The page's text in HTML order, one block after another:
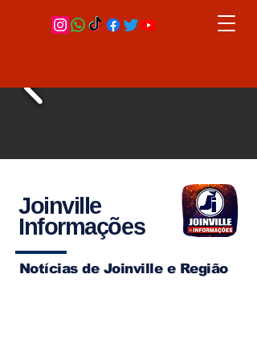
Joinville
Informações
Notícias de Joinville e Região